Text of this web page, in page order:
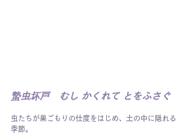
蟄虫坏戸　むし かくれて とをふさぐ
虫たちが巣ごもりの仕度をはじめ、土の中に隠れる
季節。